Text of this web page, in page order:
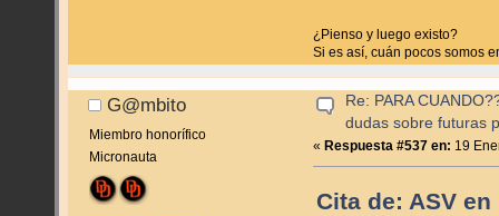
¿Pienso y luego existo?
Si es así, cuán pocos somos
G@mbito
Miembro honorífico
Micronauta
Re: PARA
dudas sobre futuras
«Respuesta #537 en: 19
Cita de: ASV